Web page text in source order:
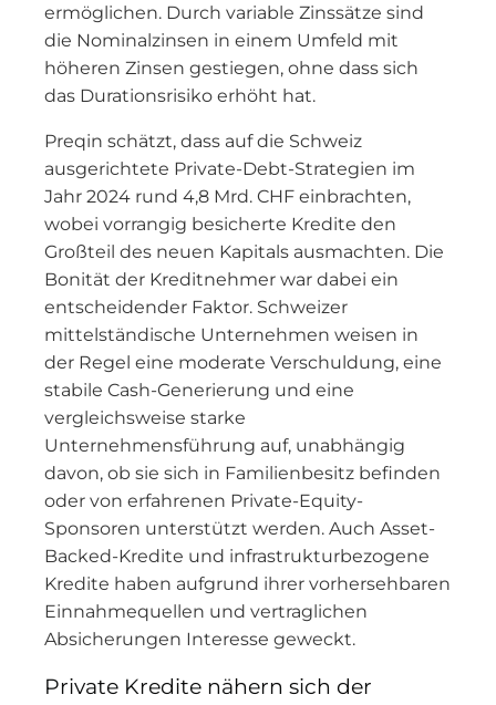
ermöglichen. Durch variable Zinssätze sind
die Nominalzinsen in einem Umfeld mit
höheren Zinsen gestiegen, ohne dass sich
das Durationsrisiko erhöht hat.
Preqin schätzt, dass auf die Schweiz
ausgerichtete Private-Debt-Strategien im
Jahr 2024 rund 4,8 Mrd. CHF einbrachten,
wobei vorrangig besicherte Kredite den
Großteil des neuen Kapitals ausmachten. Die
Bonität der Kreditnehmer war dabei ein
entscheidender Faktor. Schweizer
mittelständische Unternehmen weisen in
der Regel eine moderate Verschuldung, eine
stabile Cash-Generierung und eine
vergleichsweise starke
Unternehmensführung auf, unabhängig
davon, ob sie sich in Familienbesitz befinden
oder von erfahrenen Private-Equity-
Sponsoren unterstützt werden. Auch Asset-
Backed-Kredite und infrastrukturbezogene
Kredite haben aufgrund ihrer vorhersehbaren
Einnahmequellen und vertraglichen
Absicherungen Interesse geweckt.
Private Kredite nähern sich der